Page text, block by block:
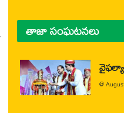
తాజా సంఘటనలు
@